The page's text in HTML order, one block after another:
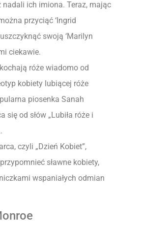
ich imiona. Teraz, mając
przyciąć ‘Ingrid
swoją ‘Marilyn
ciekawie.
róże wiadomo od
kobiety lubiącej róże
piosenka Sanah
się od słów „Lubiła róże i
czyli „Dzień Kobiet”,
sławne kobiety,
wspaniałych odmian